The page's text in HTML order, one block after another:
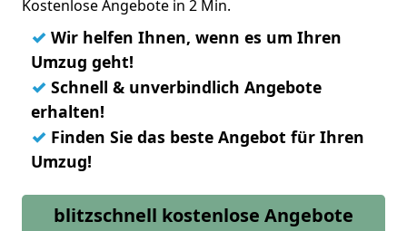
Kostenlose Angebote in 2 Min.
✓ Wir helfen Ihnen, wenn es um Ihren
Umzug geht!
✓ Schnell & unverbindlich Angebote
erhalten!
✓ Finden Sie das beste Angebot für Ihren
Umzug!
blitzschnell kostenlose Angebote